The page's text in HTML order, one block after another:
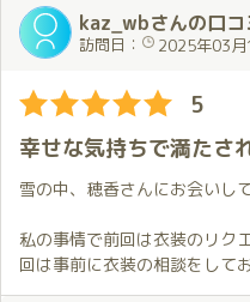
今日の衣装は黒レース。事前
れ、よりセクシーな黒を選ん
「そうだと思った」と一言。
なんかうれしい💕
当日は花粉症の影響で若干の
の笑みと黒レースの想像以上
そして部屋に入ると熱い抱擁
い💕
ギュッとしてもらうと自分が
ほのかちゃんには本当に癒さ
kaz_wbさんの口コ
訪問日： 2025年03月
5
幸せな気持ちで満たさ
雪の中、穂香さんにお会いし
私の事情で前回は衣装のリク
回は事前に衣装の相談をして
新しくYouTubeを始めたこと